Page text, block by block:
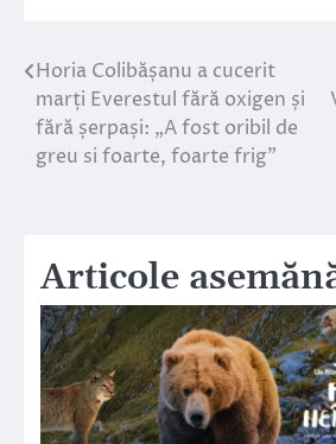
Navigare
în
articole
Horia Colibășanu a cucerit
marți Everestul fără oxigen și
fără șerpași: „A fost oribil de
greu si foarte, foarte frig”
Articole